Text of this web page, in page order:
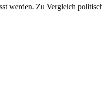
werden. Zu Vergleich